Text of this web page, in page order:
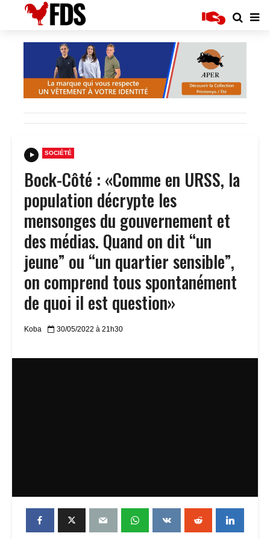
SOCIÉTÉ
Bock-Côté : «Comme en URSS, la
population décrypte les
mensonges du gouvernement et
des médias. Quand on dit “un
jeune” ou “un quartier sensible”,
on comprend tous spontanément
de quoi il est question»
Koba 30/05/2022 à 21h30